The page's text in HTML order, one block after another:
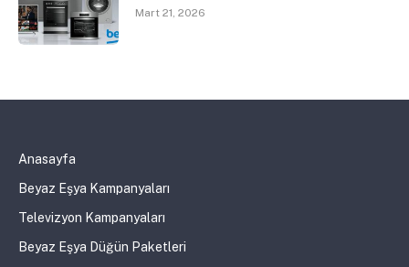
Mart 21, 2026
Anasayfa
Beyaz Eşya Kampanyaları
Televizyon Kampanyaları
Beyaz Eşya Düğün Paketleri